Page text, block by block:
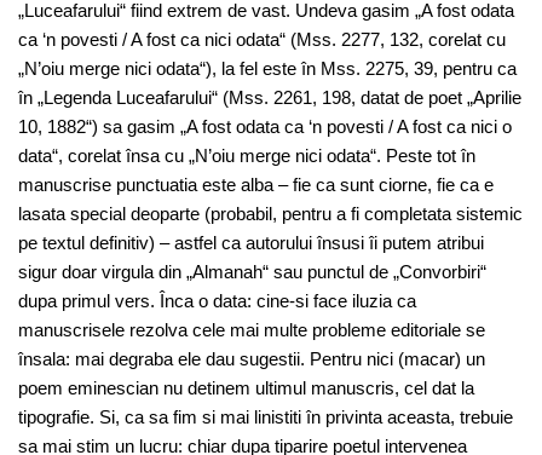
„Luceafarului“ fiind extrem de vast. Undeva gasim „A fost odata
ca ‘n povesti / A fost ca nici odata“ (Mss. 2277, 132, corelat cu
„N’oiu merge nici odata“), la fel este în Mss. 2275, 39, pentru ca
în „Legenda Luceafarului“ (Mss. 2261, 198, datat de poet „Aprilie
10, 1882“) sa gasim „A fost odata ca ‘n povesti / A fost ca nici o
data“, corelat însa cu „N’oiu merge nici odata“. Peste tot în
manuscrise punctuatia este alba – fie ca sunt ciorne, fie ca e
lasata special deoparte (probabil, pentru a fi completata sistemic
pe textul definitiv) – astfel ca autorului însusi îi putem atribui
sigur doar virgula din „Almanah“ sau punctul de „Convorbiri“
dupa primul vers. Înca o data: cine-si face iluzia ca
manuscrisele rezolva cele mai multe probleme editoriale se
însala: mai degraba ele dau sugestii. Pentru nici (macar) un
poem eminescian nu detinem ultimul manuscris, cel dat la
tipografie. Si, ca sa fim si mai linistiti în privinta aceasta, trebuie
sa mai stim un lucru: chiar dupa tiparire poetul intervenea